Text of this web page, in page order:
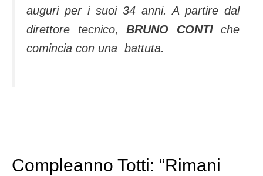
auguri per i suoi 34 anni. A partire dal
direttore tecnico, BRUNO CONTI che
comincia con una battuta.
Compleanno Totti: “Rimani